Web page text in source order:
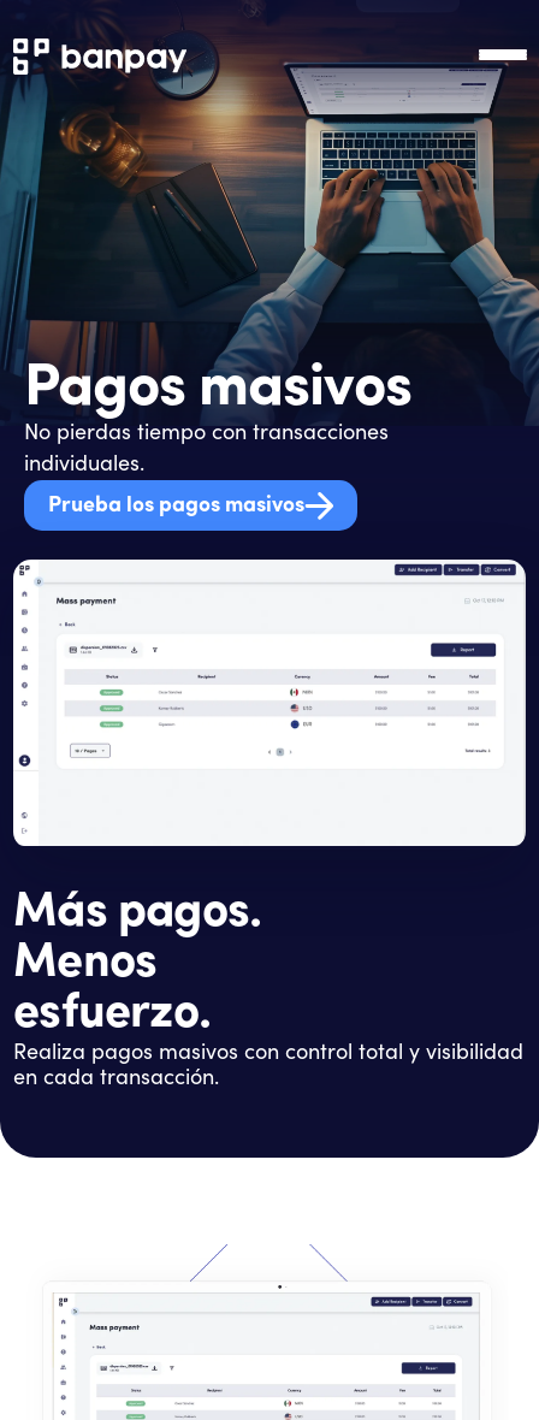
Pagos masivos
No pierdas tiempo con transacciones
individuales.
Prueba los pagos masivos
Más pagos.
Menos
esfuerzo.
Realiza pagos masivos con control total y visibilidad
en cada transacción.